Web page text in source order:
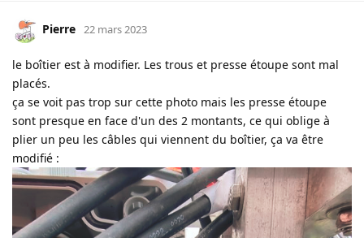
Pierre 22 mars 2023
le boîtier est à modifier. Les trous et presse étoupe sont mal
placés.
ça se voit pas trop sur cette photo mais les presse étoupe
sont presque en face d'un des 2 montants, ce qui oblige à
plier un peu les câbles qui viennent du boîtier, ça va être
modifié :